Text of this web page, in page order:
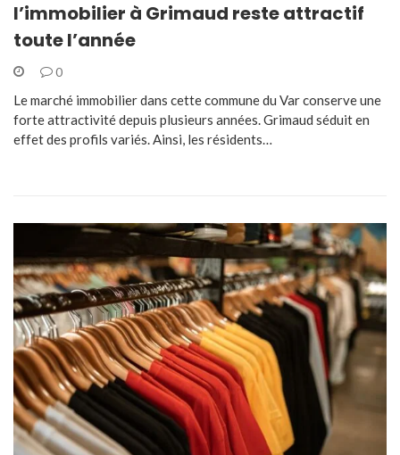
l’immobilier à Grimaud reste attractif
toute l’année
0
Le marché immobilier dans cette commune du Var conserve une
forte attractivité depuis plusieurs années. Grimaud séduit en
effet des profils variés. Ainsi, les résidents…